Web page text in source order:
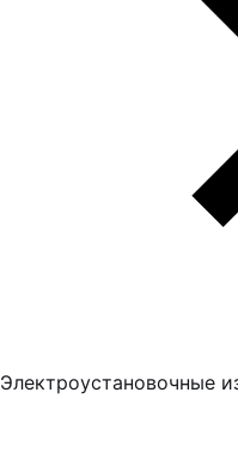
Электроустановочные